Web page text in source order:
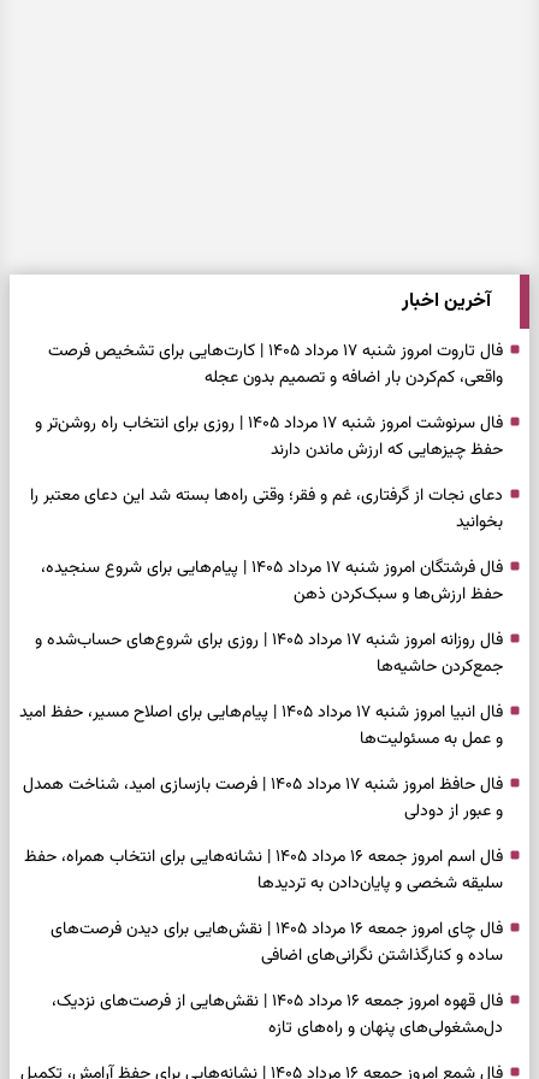
آخرین اخبار
فال تاروت امروز شنبه ۱۷ مرداد ۱۴۰۵ | کارت‌هایی برای تشخیص فرصت
واقعی، کم‌کردن بار اضافه و تصمیم بدون عجله
فال سرنوشت امروز شنبه ۱۷ مرداد ۱۴۰۵ | روزی برای انتخاب راه روشن‌تر و
حفظ چیزهایی که ارزش ماندن دارند
دعای نجات از گرفتاری، غم و فقر؛ وقتی راه‌ها بسته شد این دعای معتبر را
بخوانید
فال فرشتگان امروز شنبه ۱۷ مرداد ۱۴۰۵ | پیام‌هایی برای شروع سنجیده،
حفظ ارزش‌ها و سبک‌کردن ذهن
فال روزانه امروز شنبه ۱۷ مرداد ۱۴۰۵ | روزی برای شروع‌های حساب‌شده و
جمع‌کردن حاشیه‌ها
فال انبیا امروز شنبه ۱۷ مرداد ۱۴۰۵ | پیام‌هایی برای اصلاح مسیر، حفظ امید
و عمل به مسئولیت‌ها
فال حافظ امروز شنبه ۱۷ مرداد ۱۴۰۵ | فرصت بازسازی امید، شناخت همدل
و عبور از دودلی
فال اسم امروز جمعه ۱۶ مرداد ۱۴۰۵ | نشانه‌هایی برای انتخاب همراه، حفظ
سلیقه شخصی و پایان‌دادن به تردیدها
فال چای امروز جمعه ۱۶ مرداد ۱۴۰۵ | نقش‌هایی برای دیدن فرصت‌های
ساده و کنارگذاشتن نگرانی‌های اضافی
فال قهوه امروز جمعه ۱۶ مرداد ۱۴۰۵ | نقش‌هایی از فرصت‌های نزدیک،
دل‌مشغولی‌های پنهان و راه‌های تازه